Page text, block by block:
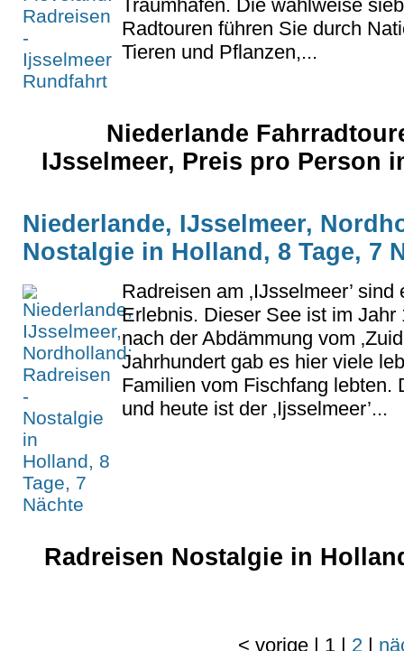
Traumhäfen. Die wahlweise
Radtouren führen Sie durch
Tieren und Pflanzen,...
Niederlande
IJsselmeer, Preis pro Person
Niederlande, IJsselmeer,
Nostalgie in Holland, 8 Tage, 7
Radreisen am ‚IJsselmeer’
Erlebnis. Dieser See ist im Jahr
nach der Abdämmung vom
Jahrhundert gab es hier viele
Familien vom Fischfang lebten.
und heute ist der ‚Ijsselmeer’...
Radreisen Nostalgie in
<vorige | 1 | 2 |